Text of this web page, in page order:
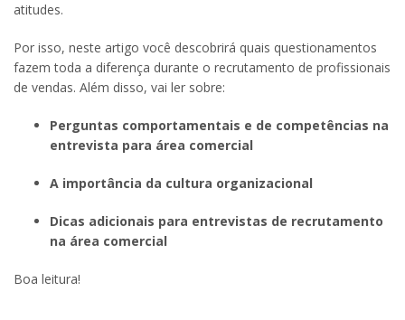
atitudes.
Por isso, neste artigo você descobrirá quais questionamentos
fazem toda a diferença durante o recrutamento de profissionais
de vendas. Além disso, vai ler sobre:
Perguntas comportamentais e de competências na
entrevista para área comercial
A importância da cultura organizacional
Dicas adicionais para entrevistas de recrutamento
na área comercial
Boa leitura!